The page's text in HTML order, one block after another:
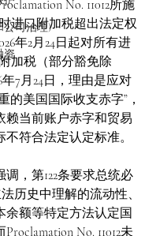
公司治理)
资
No. 11012所施
进口附加税超出法定权
年2月24日起对所有进
加税（部分豁免除
7月24日，理由是应对
的美国国际收支赤字”，
赖当前账户赤字和贸易
符合法定认定标准。
，第122条要求总统必
历史中理解的流动性、
余额等特定方法认定国
No. 11012未